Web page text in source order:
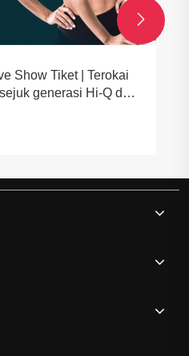
Sukan pada Sumber
| Hi-q
